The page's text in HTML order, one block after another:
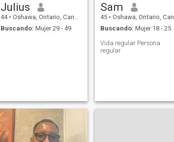
Julius
44 • Oshawa, Ontario, Canadá
Buscando: Mujer 29 - 49
Sam
45 • Oshawa, Ontario, Canadá
Buscando: Mujer 18 - 25
Vida regular Persona
regular